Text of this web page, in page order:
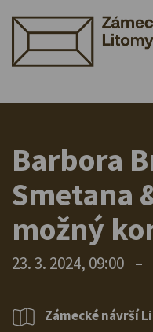
Barbora
Smetana
možný
23. 3. 2024, 09:00 –
Zámecké návrší